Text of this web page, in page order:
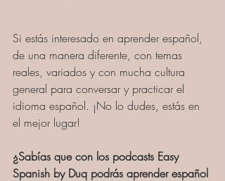
Si estás interesado en aprender español,
de una manera diferente, con temas
reales, variados y con mucha cultura
general para conversar y practicar el
idioma español. ¡No lo dudes, estás en
el mejor lugar!
¿Sabías que con los podcasts Easy
Spanish by Duq podrás aprender español